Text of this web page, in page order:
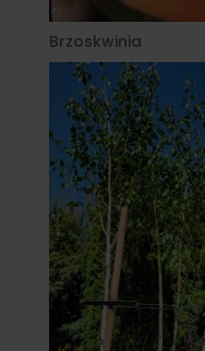
Brzoskwinia